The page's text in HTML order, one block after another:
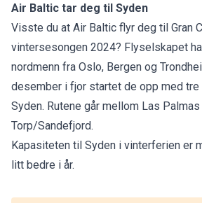
Air Baltic tar deg til Syden
Visste du at Air Baltic flyr deg til Gran
vintersesongen 2024? Flyselskapet
nordmenn fra Oslo, Bergen og
desember i fjor startet de opp med
Syden. Rutene går mellom Las
Torp/Sandefjord.
Kapasiteten til Syden i vinterferien er
litt bedre i år.